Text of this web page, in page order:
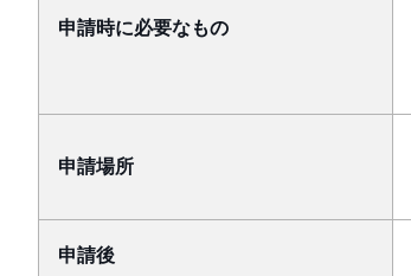
申請時に必要なもの
申請場所
申請後